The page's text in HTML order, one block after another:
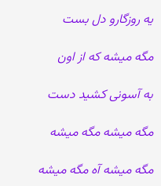
یه روزگارو دل بست
مگه میشه که از اون
به آسونی کشید دست
مگه میشه مگه میشه
مگه میشه آه مگه میشه